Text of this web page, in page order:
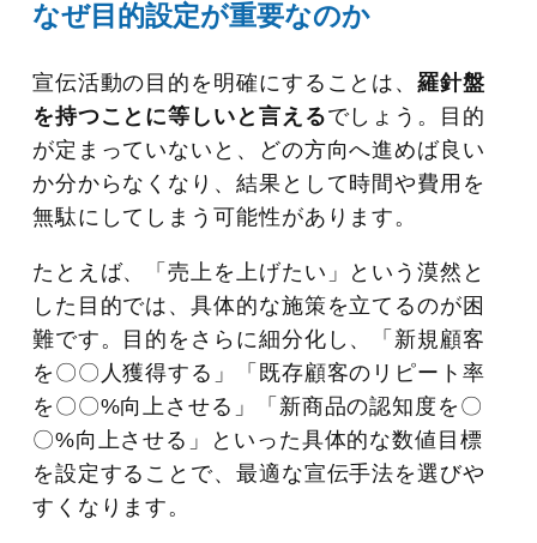
なぜ目的設定が重要なのか
宣伝活動の目的を明確にすることは、羅針盤
を持つことに等しいと言えるでしょう。目的
が定まっていないと、どの方向へ進めば良い
か分からなくなり、結果として時間や費用を
無駄にしてしまう可能性があります。
たとえば、「売上を上げたい」という漠然と
した目的では、具体的な施策を立てるのが困
難です。目的をさらに細分化し、「新規顧客
を〇〇人獲得する」「既存顧客のリピート率
を〇〇%向上させる」「新商品の認知度を〇
〇%向上させる」といった具体的な数値目標
を設定することで、最適な宣伝手法を選びや
すくなります。